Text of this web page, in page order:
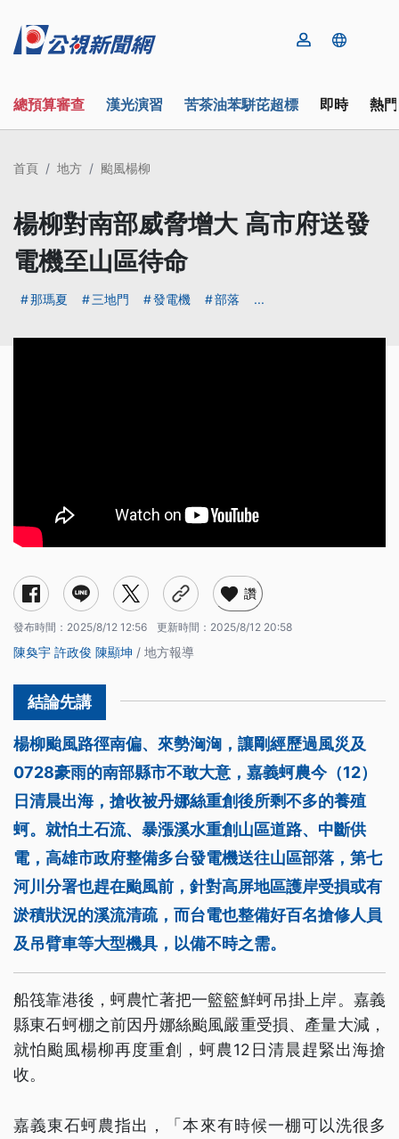
總預算審查 漢光演習 苦茶油苯駢芘超標 即時 熱
首頁 地方 颱風楊柳
楊柳對南部威脅增大 高市府送發
電機至山區待命
那瑪夏 三地門 發電機 部落 ...
讚
發布時間： 2025/8/12 12:56 更新時間： 2025/8/12 20:58
陳奐宇 許政俊 陳顯坤 / 地方報導
楊柳颱風路徑南偏、來勢洶洶，讓剛經歷過風災及
0728豪雨的南部縣市不敢大意，嘉義蚵農今（12）
日清晨出海，搶收被丹娜絲重創後所剩不多的養殖
蚵。就怕土石流、暴漲溪水重創山區道路、中斷供
電，高雄市政府整備多台發電機送往山區部落，第七
河川分署也趕在颱風前，針對高屏地區護岸受損或有
淤積狀況的溪流清疏，而台電也整備好百名搶修人員
及吊臂車等大型機具，以備不時之需。
船筏靠港後，蚵農忙著把一籃籃鮮蚵吊掛上岸。嘉義
縣東石蚵棚之前因丹娜絲颱風嚴重受損、產量大減，
就怕颱風楊柳再度重創，蚵農12日清晨趕緊出海搶
收。
嘉義東石蚵農指出，「本來有時候一棚可以洗很多